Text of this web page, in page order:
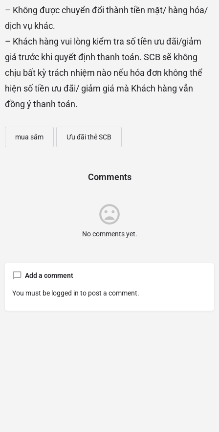
– Không được chuyển đổi thành tiền mặt/ hàng hóa/
dịch vụ khác.
– Khách hàng vui lòng kiểm tra số tiền ưu đãi/giảm
giá trước khi quyết định thanh toán. SCB sẽ không
chịu bất kỳ trách nhiệm nào nếu hóa đơn không thể
hiện số tiền ưu đãi/ giảm giá mà Khách hàng vẫn
đồng ý thanh toán.
mua sắm Ưu đãi thẻ SCB
Comments
No comments yet.
Add a comment
You must be logged in to post a comment.